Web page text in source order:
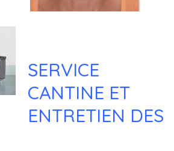
SERVICE
CANTINE ET
ENTRETIEN DES